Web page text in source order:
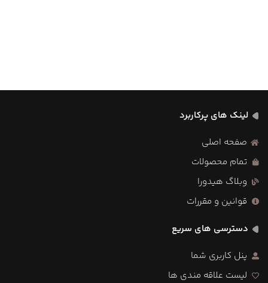
لینک های پرکاربرد
صفحه اصلی
تمام محصولات
وبلاگ هیدورا
قوانین و مقررات
دسترسی های سریع
پنل کاربری شما
لیست علاقه مندی ها